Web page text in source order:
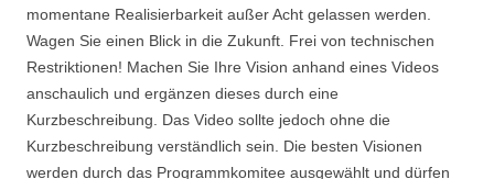
momentane Realisierbarkeit außer Acht gelassen werden.
Wagen Sie einen Blick in die Zukunft. Frei von technischen
Restriktionen! Machen Sie Ihre Vision anhand eines Videos
anschaulich und ergänzen dieses durch eine
Kurzbeschreibung. Das Video sollte jedoch ohne die
Kurzbeschreibung verständlich sein. Die besten Visionen
werden durch das Programmkomitee ausgewählt und dürfen